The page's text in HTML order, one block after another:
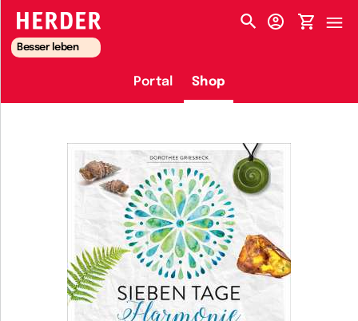
HERDER-MENÜ
Besser leben
Portal Shop